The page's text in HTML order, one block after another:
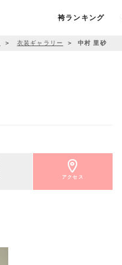
袴ランキング
＞ 衣装ギャラリー ＞ 中村 里砂
アクセス